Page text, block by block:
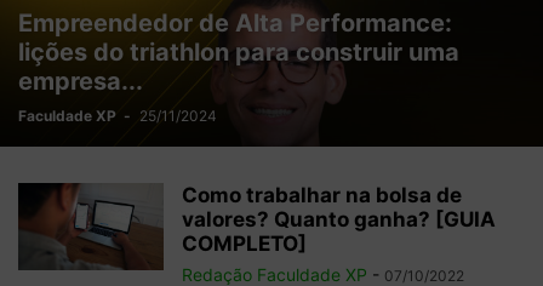
Empreendedor de Alta Performance:
lições do triathlon para construir uma
empresa...
Faculdade XP - 25/11/2024
Como trabalhar na bolsa de
valores? Quanto ganha? [GUIA
COMPLETO]
Redação Faculdade XP - 07/10/2022